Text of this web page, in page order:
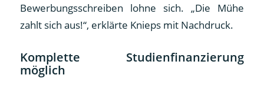
Bewerbungsschreiben lohne sich. „Die Mühe
zahlt sich aus!“, erklärte Knieps mit Nachdruck.
Komplette Studienfinanzierung
möglich